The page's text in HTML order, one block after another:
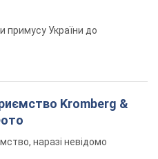
примусу України до
Kromberg &
наразі невідомо